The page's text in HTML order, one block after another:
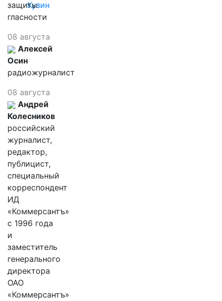
Кузин
защиты
гласности
08 августа
Алексей
Осин
радиожурналист
08 августа
Андрей
Колесников
российский
журналист,
редактор,
публицист,
специальный
корреспондент
ИД
«Коммерсантъ»
с 1996 года
и
заместитель
генерального
директора
ОАО
«Коммерсантъ»